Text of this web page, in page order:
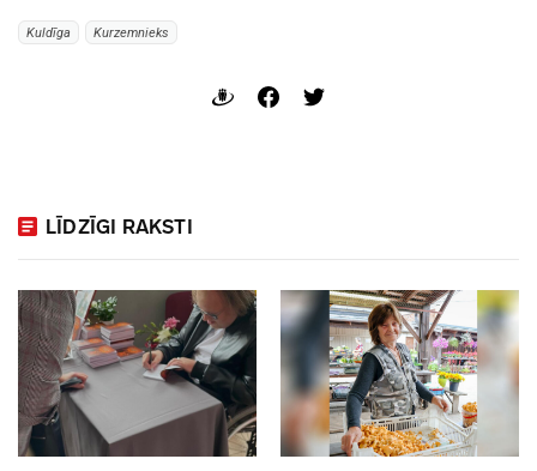
Kuldīga Kurzemnieks
LĪDZĪGI RAKSTI